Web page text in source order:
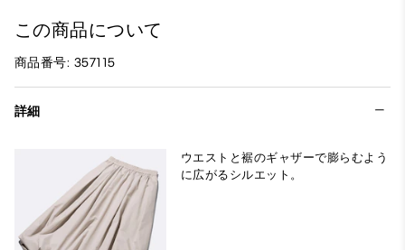
この商品について
商品番号: 357115
詳細
ウエストと裾のギャザーで膨らむよう
に広がるシルエット。